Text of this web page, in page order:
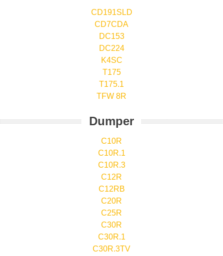
CD191SLD
CD7CDA
DC153
DC224
K4SC
T175
T175.1
TFW 8R
Dumper
C10R
C10R.1
C10R.3
C12R
C12RB
C20R
C25R
C30R
C30R.1
C30R.3TV